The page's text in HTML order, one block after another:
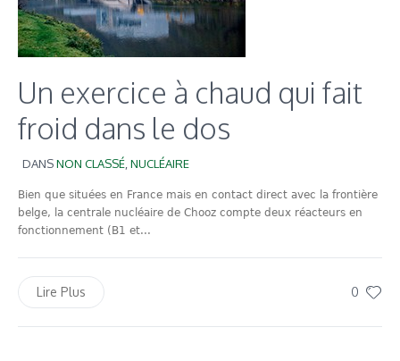
Un exercice à chaud qui fait
froid dans le dos
DANSNON CLASSÉ NUCLÉAIRE
Bien que situées en France mais en contact direct avec la frontière
belge, la centrale nucléaire de Chooz compte deux réacteurs en
fonctionnement (B1 et...
0
Lire Plus